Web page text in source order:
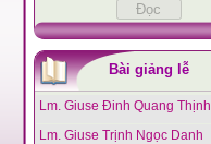
Bài giảng lễ
Lm. Giuse Đinh Quang Thịnh
Lm. Giuse Trịnh Ngọc Danh